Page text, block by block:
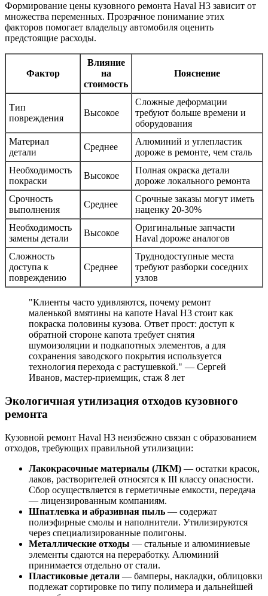
Формирование цены кузовного ремонта Haval H3 зависит от
множества переменных. Прозрачное понимание этих
факторов помогает владельцу автомобиля оценить
предстоящие расходы.
Фактор
Влияние
на
стоимость
Пояснение
Тип
повреждения
Высокое
Сложные деформации
требуют больше времени и
оборудования
Материал
детали
Среднее
Алюминий и углепластик
дороже в ремонте, чем сталь
Необходимость
покраски
Высокое
Полная окраска детали
дороже локального ремонта
Срочность
выполнения
Среднее
Срочные заказы могут иметь
наценку 20-30%
Необходимость
замены детали
Высокое
Оригинальные запчасти
Haval дороже аналогов
Сложность
доступа к
повреждению
Среднее
Труднодоступные места
требуют разборки соседних
узлов
"Клиенты часто удивляются, почему ремонт
маленькой вмятины на капоте Haval H3 стоит как
покраска половины кузова. Ответ прост: доступ к
обратной стороне капота требует снятия
шумоизоляции и подкапотных элементов, а для
сохранения заводского покрытия используется
технология перехода с растушевкой." — Сергей
Иванов, мастер-приемщик, стаж 8 лет
Экологичная утилизация отходов кузовного
ремонта
Кузовной ремонт Haval H3 неизбежно связан с образованием
отходов, требующих правильной утилизации:
Лакокрасочные материалы (ЛКМ) — остатки красок,
лаков, растворителей относятся к III классу опасности.
Сбор осуществляется в герметичные емкости, передача
— лицензированным компаниям.
Шпатлевка и абразивная пыль — содержат
полиэфирные смолы и наполнители. Утилизируются
через специализированные полигоны.
Металлические отходы — стальные и алюминиевые
элементы сдаются на переработку. Алюминий
принимается отдельно от стали.
Пластиковые детали — бамперы, накладки, облицовки
подлежат сортировке по типу полимера и дальнейшей